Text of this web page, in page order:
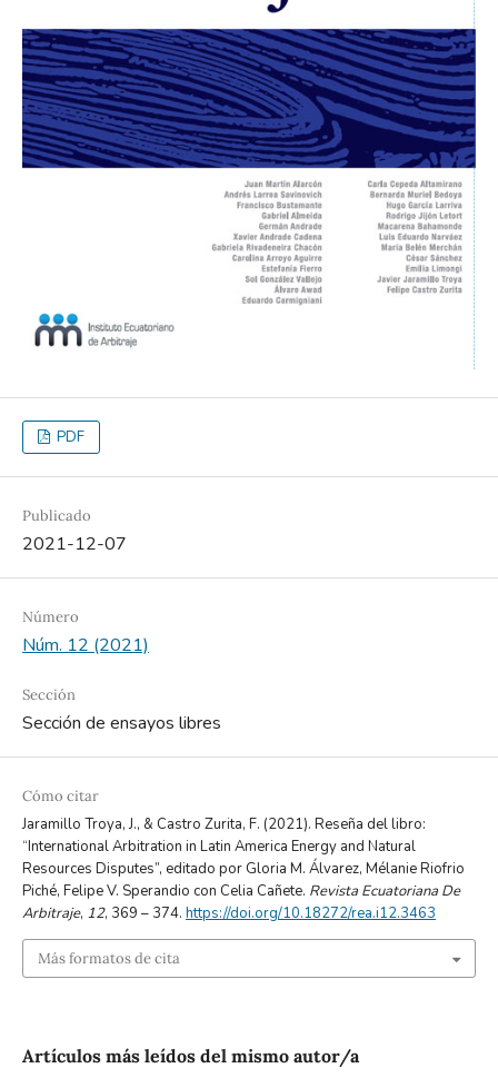
PDF
Publicado
2021-12-07
Número
Núm. 12 (2021)
Sección
Sección de ensayos libres
Cómo citar
Jaramillo Troya, J., & Castro Zurita, F. (2021). Reseña del libro:
“International Arbitration in Latin America Energy and Natural
Resources Disputes”, editado por Gloria M. Álvarez, Mélanie Riofrio
Piché, Felipe V. Sperandio con Celia Cañete. Revista Ecuatoriana De
Arbitraje, 12, 369 – 374. https://doi.org/10.18272/rea.i12.3463
Más formatos de cita
Artículos más leídos del mismo autor/a